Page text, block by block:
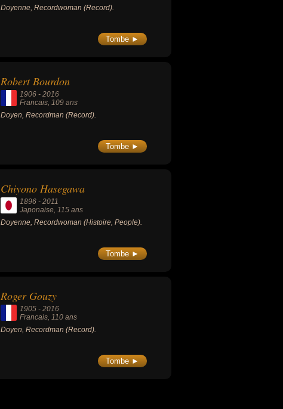
Doyenne, Recordwoman (Record).
Tombe ►
Robert Bourdon
1906 -2016
Francais, 109 ans
Doyen, Recordman (Record).
Tombe ►
Chiyono Hasegawa
1896 -2011
Japonaise, 115 ans
Doyenne, Recordwoman (Histoire, People).
Tombe ►
Roger Gouzy
1905 -2016
Francais, 110 ans
Doyen, Recordman (Record).
Tombe ►